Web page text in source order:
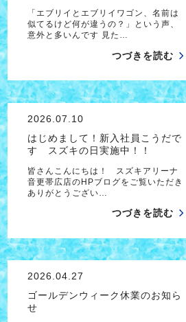
「エブリイとエブリイワゴン、名前は
似てるけど何が違うの？」という声、
意外と多いんです 見た…
つづきを読む
2026.07.10
はじめまして！新入社員こうだで
す スズキの日実施中！！
皆さんこんにちは！ スズキアリーナ
音更帯広店のHPブログをご覧いただき
ありがとうござい…
つづきを読む
2026.04.27
ゴールデンウィーク休業のお知ら
せ